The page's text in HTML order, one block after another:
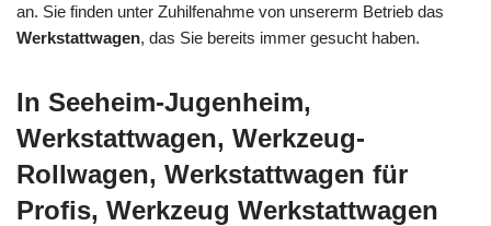
an. Sie finden unter Zuhilfenahme von unsererm Betrieb das
Werkstattwagen, das Sie bereits immer gesucht haben.
In Seeheim-Jugenheim,
Werkstattwagen, Werkzeug-
Rollwagen, Werkstattwagen für
Profis, Werkzeug Werkstattwagen